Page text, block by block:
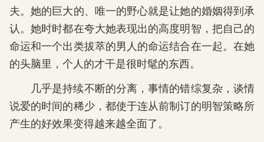
夫。她的巨大的、唯一的野心就是让她的婚姻得到承
认。她时时都在夸大她表现出的高度明智，把自己的
命运和一个出类拔萃的男人的命运结合在一起。在她
的头脑里，个人的才干是很时髦的东西。
几乎是持续不断的分离，事情的错综复杂，谈情
说爱的时间的稀少，都使于连从前制订的明智策略所
产生的好效果变得越来越全面了。